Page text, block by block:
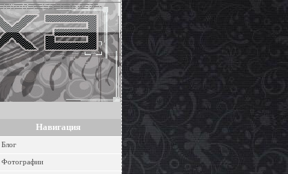
Навигация
Блог
Фотографии